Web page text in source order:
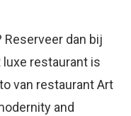
Reserveer dan bij
luxe restaurant is
van restaurant Art
and